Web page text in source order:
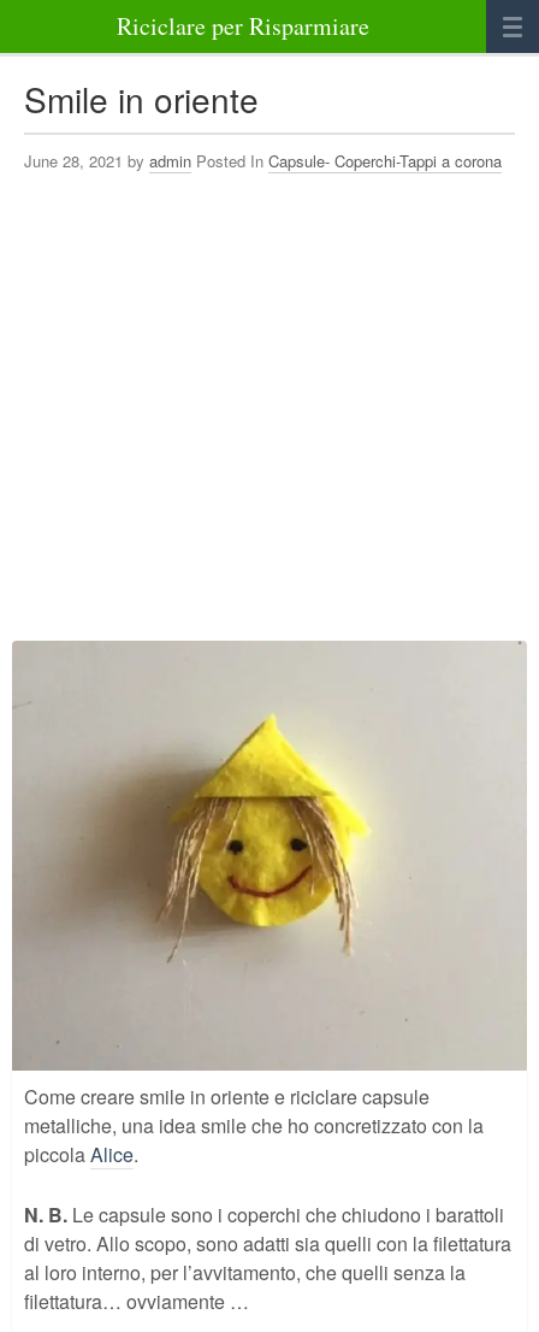
Riciclare per Risparmiare
Bellezza Benessere e Salute
Smile in oriente
June 28, 2021 by admin Posted In Capsule- Coperchi-Tappi a corona
Come creare smile in oriente e riciclare capsule
metalliche, una idea smile che ho concretizzato con la
piccolaAlice.
N. B. Le capsule sono i coperchi che chiudono i barattoli
di vetro. Allo scopo, sono adatti sia quelli con la filettatura
al loro interno, per l’avvitamento, che quelli senza la
filettatura… ovviamente …